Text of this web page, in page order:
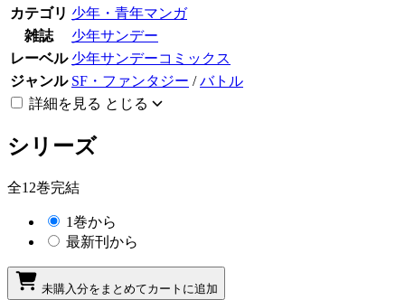
カテゴリ 少年・青年マンガ
雑誌
少年サンデー
レーベル 少年サンデーコミックス
ジャンル SF・ファンタジー /バトル
詳細を見る とじる
シリーズ
全12巻完結
1巻から
最新刊から
未購入分をまとめてカートに追加